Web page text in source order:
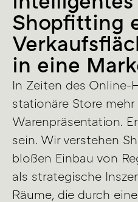
Shopfitting
in eine
In Zeiten des Online-
stationäre Store
Warenpräsentation.
sein. Wir verstehen
bloßen Einbau von
als strategische
Räume, die durch